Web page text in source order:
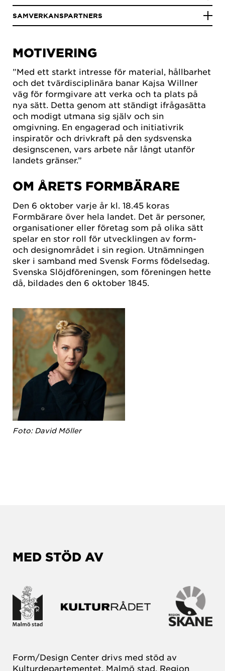
MOTIVERING
”Med ett starkt intresse för material, hållbarhet
och det tvärdisciplinära banar Kajsa Willner
väg för formgivare att verka och ta plats på
nya sätt. Detta genom att ständigt ifrågasätta
och modigt utmana sig själv och sin
omgivning. En engagerad och initiativrik
inspiratör och drivkraft på den sydsvenska
designscenen, vars arbete når långt utanför
landets gränser.”
OM ÅRETS FORMBÄRARE
Den 6 oktober varje år kl. 18.45 koras
Formbärare över hela landet. Det är personer,
organisationer eller företag som på olika sätt
spelar en stor roll för utvecklingen av form-
och designområdet i sin region. Utnämningen
sker i samband med Svensk Forms födelsedag.
Svenska Slöjdföreningen, som föreningen hette
då, bildades den 6 oktober 1845.
SAMVERKANSPARTNERS
Foto: David Möller
MED STÖD AV
Form/Design Center drivs med stöd av
Kulturdepartementet, Malmö stad, Region